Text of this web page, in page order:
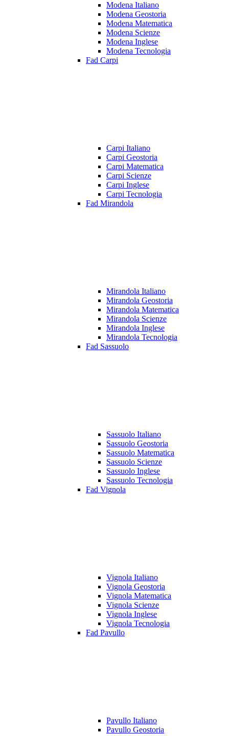
Modena Italiano
Modena Geostoria
Modena Matematica
Modena Scienze
Modena Inglese
Modena Tecnologia
Fad Carpi
Carpi Italiano
Carpi Geostoria
Carpi Matematica
Carpi Scienze
Carpi Inglese
Carpi Tecnologia
Fad Mirandola
Mirandola Italiano
Mirandola Geostoria
Mirandola Matematica
Mirandola Scienze
Mirandola Inglese
Mirandola Tecnologia
Fad Sassuolo
Sassuolo Italiano
Sassuolo Geostoria
Sassuolo Matematica
Sassuolo Scienze
Sassuolo Inglese
Sassuolo Tecnologia
Fad Vignola
Vignola Italiano
Vignola Geostoria
Vignola Matematica
Vignola Scienze
Vignola Inglese
Vignola Tecnologia
Fad Pavullo
Pavullo Italiano
Pavullo Geostoria